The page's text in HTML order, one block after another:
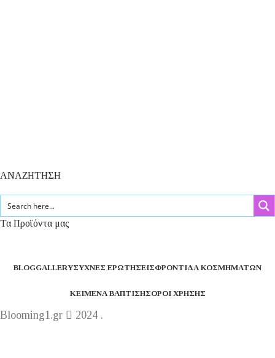
ΑΝΑΖΗΤΗΣΗ
Τα Προϊόντα μας
BLOGGALLERYΣΥΧΝΈΣ ΕΡΩΤΉΣΕΙΣΦΡΟΝΤΊΔΑ ΚΟΣΜΗΜΆΤΩΝ
ΚΕΊΜΕΝΑ ΒΆΠΤΙΣΗΣΌΡΟΙ ΧΡΉΣΗΣ
Blooming1.gr
2024 .